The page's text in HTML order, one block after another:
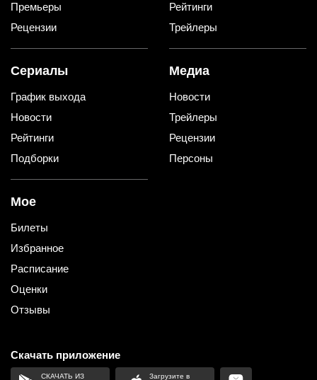
Премьеры
Рецензии
Рейтинги
Трейлеры
Сериалы
График выхода
Новости
Рейтинги
Подборки
Медиа
Новости
Трейлеры
Рецензии
Персоны
Мое
Билеты
Избранное
Расписание
Оценки
Отзывы
Скачать приложение